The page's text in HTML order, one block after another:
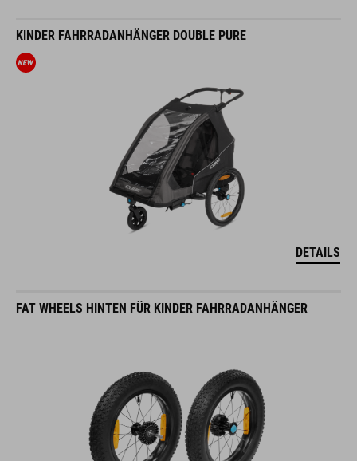
KINDER FAHRRADANHÄNGER DOUBLE PURE
DETAILS
FAT WHEELS HINTEN FÜR KINDER FAHRRADANHÄNGER